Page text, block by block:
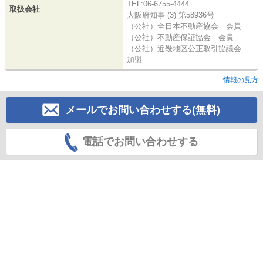
取扱会社
TEL:06-6755-4444
大阪府知事 (3) 第58936号
（公社）全日本不動産協会 会員
（公社）不動産保証協会 会員
（公社）近畿地区公正取引協議会
加盟
情報の見方
メールでお問い合わせする(無料)
電話でお問い合わせする